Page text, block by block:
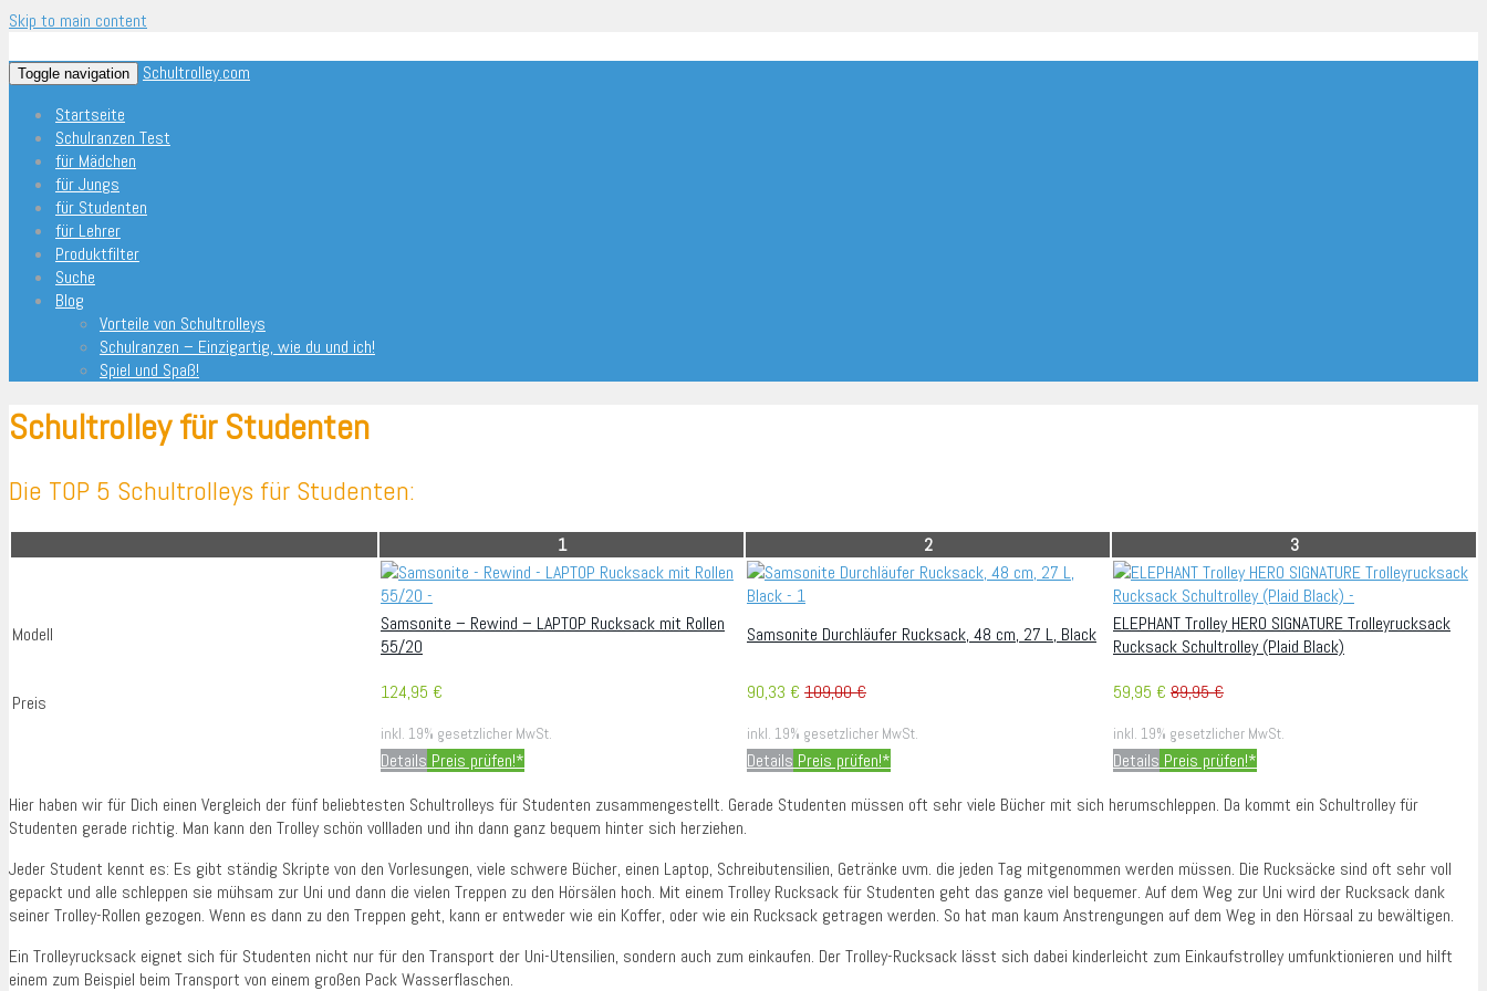
Skip to main content
Toggle navigation
Schultrolley.com
Startseite
Schulranzen Test
für Mädchen
für Jungs
für Studenten
für Lehrer
Produktfilter
Suche
Blog
Vorteile von Schultrolleys
Schulranzen – Einzigartig, wie du und ich!
Spiel und Spaß!
Schultrolley für Studenten
Die TOP 5 Schultrolleys für Studenten:
1 2 3
Modell
Samsonite – Rewind – LAPTOP Rucksack mit Rollen
55/20
Samsonite Durchläufer Rucksack, 48 cm, 27 L, Black
ELEPHANT Trolley HERO SIGNATURE Trolleyrucksack
Rucksack Schultrolley (Plaid Black)
Preis 124,95 €
inkl. 19% gesetzlicher MwSt.
90,33 € 109,00 €
inkl. 19% gesetzlicher MwSt.
59,95 € 89,95 €
inkl. 19% gesetzlicher MwSt.
Details Preis prüfen!* Details Preis prüfen!* Details Preis prüfen!*
Hier haben wir für Dich einen Vergleich der fünf beliebtesten Schultrolleys für Studenten zusammengestellt. Gerade Studenten müssen oft sehr viele Bücher mit sich herumschleppen. Da kommt ein Schultrolley für
Studenten gerade richtig. Man kann den Trolley schön vollladen und ihn dann ganz bequem hinter sich herziehen.
Jeder Student kennt es: Es gibt ständig Skripte von den Vorlesungen, viele schwere Bücher, einen Laptop, Schreibutensilien, Getränke uvm. die jeden Tag mitgenommen werden müssen. Die Rucksäcke sind oft sehr voll
gepackt und alle schleppen sie mühsam zur Uni und dann die vielen Treppen zu den Hörsälen hoch. Mit einem Trolley Rucksack für Studenten geht das ganze viel bequemer. Auf dem Weg zur Uni wird der Rucksack dank
seiner Trolley-Rollen gezogen. Wenn es dann zu den Treppen geht, kann er entweder wie ein Koffer, oder wie ein Rucksack getragen werden. So hat man kaum Anstrengungen auf dem Weg in den Hörsaal zu bewältigen.
Ein Trolleyrucksack eignet sich für Studenten nicht nur für den Transport der Uni-Utensilien, sondern auch zum einkaufen. Der Trolley-Rucksack lässt sich dabei kinderleicht zum Einkaufstrolley umfunktionieren und hilft
einem zum Beispiel beim Transport von einem großen Pack Wasserflaschen.